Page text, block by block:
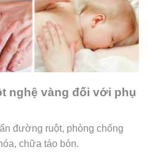
nghệ vàng đối với phụ
đường ruột, phòng chống
chữa táo bón.